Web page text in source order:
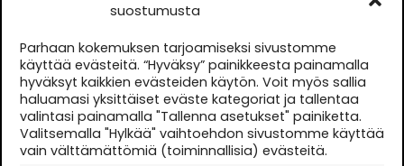
suostumusta
Parhaan kokemuksen tarjoamiseksi sivustomme
käyttää evästeitä. “Hyväksy” painikkeesta painamalla
hyväksyt kaikkien evästeiden käytön. Voit myös sallia
haluamasi yksittäiset eväste kategoriat ja tallentaa
valintasi painamalla "Tallenna asetukset" painiketta.
Valitsemalla "Hylkää" vaihtoehdon sivustomme käyttää
vain välttämättömiä (toiminnallisia) evästeitä.
Terveys- ja Kauneuskulma Ky
Hallituskatu 30 B 3, 90100 Oulu
Kauneushoitola044 5691850
Parturi-kampaamo 0400 664686